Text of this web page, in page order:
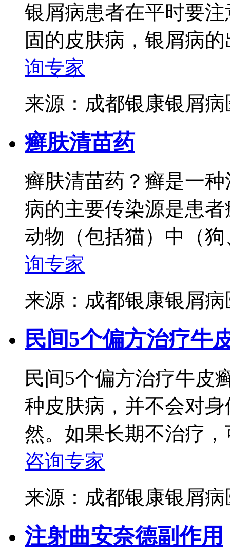
银屑病患者在平时要
固的皮肤病，银屑病
询专家
来源：成都银康银屑
癣肤清苗药
癣肤清苗药？癣是一
病的主要传染源是患
动物（包括猫）中（
询专家
来源：成都银康银屑
民间5个偏方治疗牛
民间5个偏方治疗牛皮
种皮肤病，并不会对
然。如果长期不治疗
咨询专家
来源：成都银康银屑
注射曲安奈德副作用